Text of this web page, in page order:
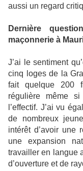
aussi un regard
Dernière
maçonnerie à
J’ai le sentiment
cinq loges de la
fait quelque 200
régulière même
l’effectif. J’ai vu
de nombreux
intérêt d’avoir une
une expansion
travailler en langue
d’ouverture et de